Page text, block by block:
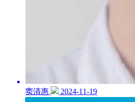
窦清惠 2024-11-19